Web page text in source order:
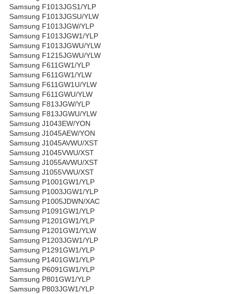
Samsung F1013JGS1/YLP
Samsung F1013JGSU/YLW
Samsung F1013JGW/YLP
Samsung F1013JGW1/YLP
Samsung F1013JGWU/YLW
Samsung F1215JGWU/YLW
Samsung F611GW1/YLP
Samsung F611GW1/YLW
Samsung F611GW1U/YLW
Samsung F611GWU/YLW
Samsung F813JGW/YLP
Samsung F813JGWU/YLW
Samsung J1043EW/YON
Samsung J1045AEW/YON
Samsung J1045AVWU/XST
Samsung J1045VWU/XST
Samsung J1055AVWU/XST
Samsung J1055VWU/XST
Samsung P1001GW1/YLP
Samsung P1003JGW1/YLP
Samsung P1005JDWN/XAC
Samsung P1091GW1/YLP
Samsung P1201GW1/YLP
Samsung P1201GW1/YLW
Samsung P1203JGW1/YLP
Samsung P1291GW1/YLP
Samsung P1401GW1/YLP
Samsung P6091GW1/YLP
Samsung P801GW1/YLP
Samsung P803JGW1/YLP